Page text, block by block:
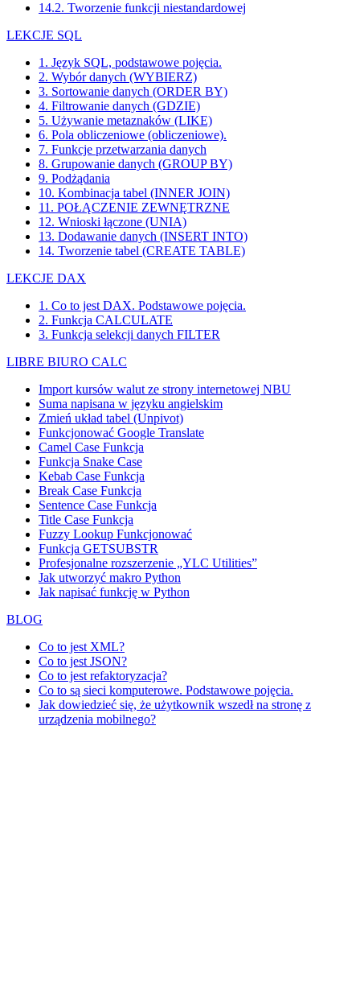
14.2. Tworzenie funkcji niestandardowej
LEKCJE SQL
1. Język SQL, podstawowe pojęcia.
2. Wybór danych (WYBIERZ)
3. Sortowanie danych (ORDER BY)
4. Filtrowanie danych (GDZIE)
5. Używanie metaznaków (LIKE)
6. Pola obliczeniowe (obliczeniowe).
7. Funkcje przetwarzania danych
8. Grupowanie danych (GROUP BY)
9. Podżądania
10. Kombinacja tabel (INNER JOIN)
11. POŁĄCZENIE ZEWNĘTRZNE
12. Wnioski łączone (UNIA)
13. Dodawanie danych (INSERT INTO)
14. Tworzenie tabel (CREATE TABLE)
LEKCJE DAX
1. Co to jest DAX. Podstawowe pojęcia.
2. Funkcja CALCULATE
3. Funkcja selekcji danych FILTER
LIBRE BIURO CALC
Import kursów walut ze strony internetowej NBU
Suma napisana w języku angielskim
Zmień układ tabel (Unpivot)
Funkcjonować Google Translate
Camel Case Funkcja
Funkcja Snake Case
Kebab Case Funkcja
Break Case Funkcja
Sentence Case Funkcja
Title Case Funkcja
Fuzzy Lookup Funkcjonować
Funkcja GETSUBSTR
Profesjonalne rozszerzenie „YLC Utilities”
Jak utworzyć makro Python
Jak napisać funkcję w Python
BLOG
Co to jest XML?
Co to jest JSON?
Co to jest refaktoryzacja?
Co to są sieci komputerowe. Podstawowe pojęcia.
Jak dowiedzieć się, że użytkownik wszedł na stronę z
urządzenia mobilnego?